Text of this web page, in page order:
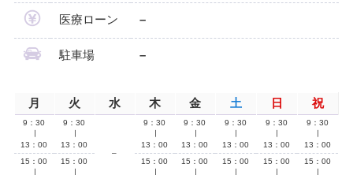
医療ローン –
駐車場 –
月 火 水 木 金 土 日 祝
9：30
13：00
9：30
13：00
–
9：30
13：00
9：30
13：00
9：30
13：00
9：30
13：00
9：30
13：00
15：00
15：00
15：00
15：00
15：00
15：00
15：00